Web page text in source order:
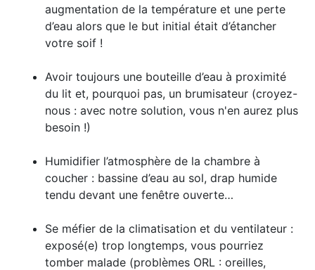
augmentation de la température et une perte
d’eau alors que le but initial était d’étancher
votre soif !
Avoir toujours une bouteille d’eau à proximité
du lit et, pourquoi pas, un brumisateur (croyez-
nous : avec notre solution, vous n'en aurez plus
besoin !)
Humidifier l’atmosphère de la chambre à
coucher : bassine d’eau au sol, drap humide
tendu devant une fenêtre ouverte…
Se méfier de la climatisation et du ventilateur :
exposé(e) trop longtemps, vous pourriez
tomber malade (problèmes ORL : oreilles,